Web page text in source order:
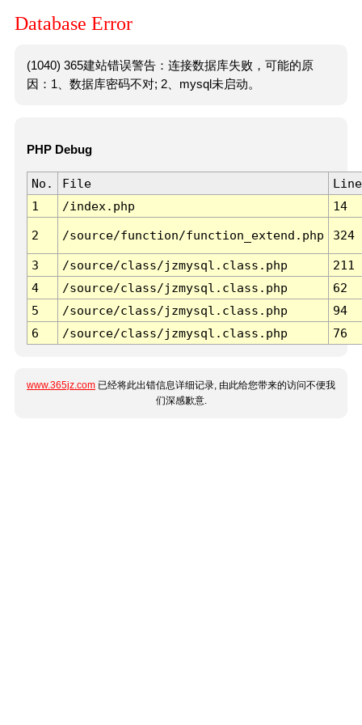
Database Error
(1040) 365建站错误警告：连接数据库失败，可能的原
因：1、数据库密码不对; 2、mysql未启动。
PHP Debug
No. File
Line
1
/index.php 14
2 /source/function/function_extend.php 324
3 /source/class/jzmysql.class.php
211
4
/source/class/jzmysql.class.php
62
5
/source/class/jzmysql.class.php
94
6
/source/class/jzmysql.class.php 76
www.365jz.com 已经将此出错信息详细记录, 由此给您带来的访问不便我
们深感歉意.